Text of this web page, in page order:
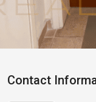
Contact